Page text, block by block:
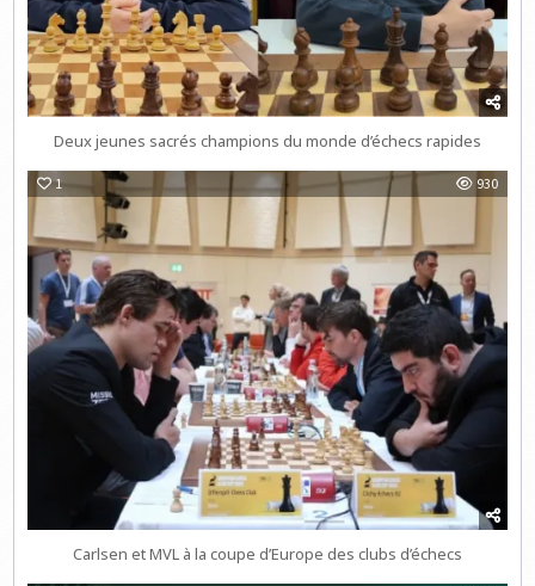
Deux jeunes sacrés champions du monde d’échecs rapides
1 930
Carlsen et MVL à la coupe d’Europe des clubs d’échecs